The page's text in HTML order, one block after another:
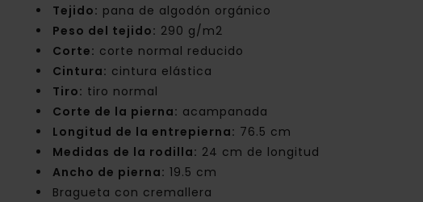
Tejido: pana de algodón orgánico
Peso del tejido: 290 g/m2
Corte: corte normal reducido
Cintura: cintura elástica
Tiro: tiro normal
Corte de la pierna: acampanada
Longitud de la entrepierna: 76.5 cm
Medidas de la rodilla: 24 cm de longitud
Ancho de pierna: 19.5 cm
Bragueta con cremallera